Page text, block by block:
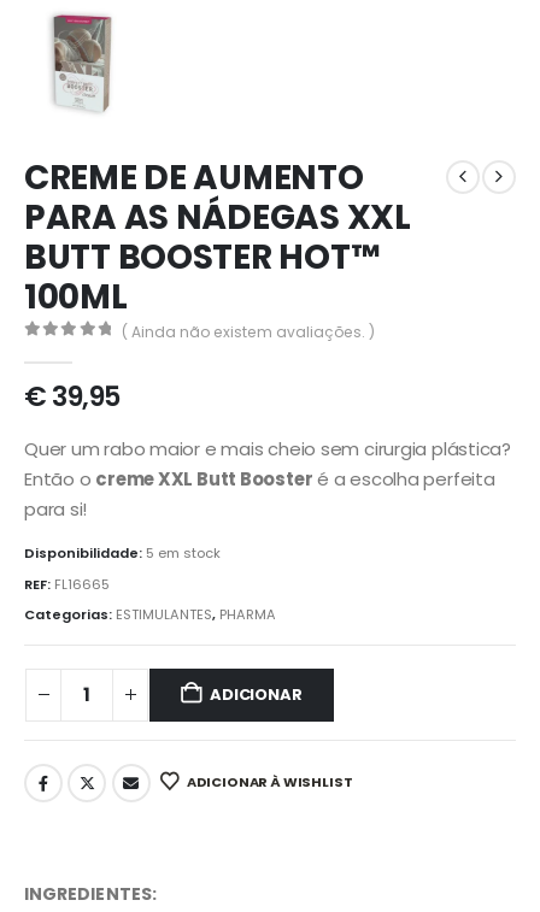
CREME DE AUMENTO
PARA AS NÁDEGAS XXL
BUTT BOOSTER HOT™
100ML
( Ainda não existem avaliações. )
€39,95
Quer um rabo maior e mais cheio sem cirurgia plástica?
Então o creme XXL Butt Boosteré a escolha perfeita
para si!
Disponibilidade: 5 em stock
REF: FL16665
Categorias: ESTIMULANTES, PHARMA
ADICIONAR
ADICIONAR À WISHLIST
INGREDIENTES: